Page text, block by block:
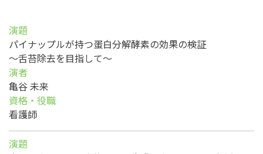
演題
パイナップルが持つ蛋白分解酵素の効果の検証
～舌苔除去を目指して～
演者
亀谷 未来
資格・役職
看護師
演題